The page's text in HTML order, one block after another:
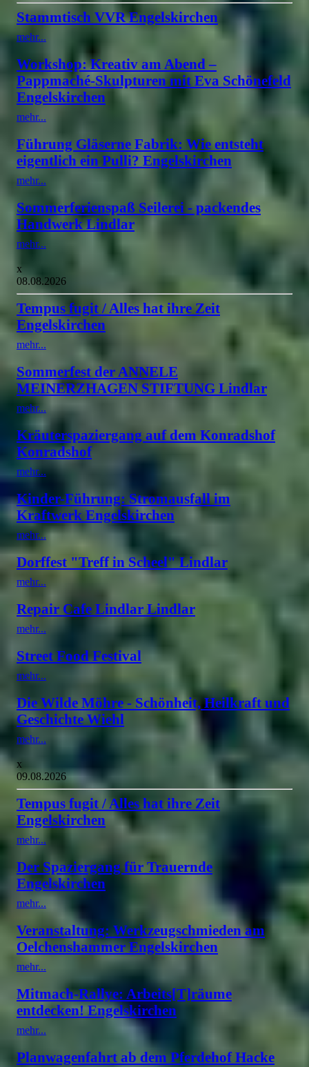
Stammtisch VVR Engelskirchen
mehr...
Workshop: Kreativ am Abend –
Pappmaché-Skulpturen mit Eva Schönefeld
Engelskirchen
mehr...
Führung Gläserne Fabrik: Wie entsteht
eigentlich ein Pulli? Engelskirchen
mehr...
Sommerferienspaß Seilerei - packendes
Handwerk Lindlar
mehr...
x
08.08.2026
Tempus fugit / Alles hat ihre Zeit
Engelskirchen
mehr...
Sommerfest der ANNELE
MEINERZHAGEN STIFTUNG Lindlar
mehr...
Kräuterspaziergang auf dem Konradshof
Konradshof
mehr...
Kinder-Führung: Stromausfall im
Kraftwerk Engelskirchen
mehr...
Dorffest "Treff in Scheel" Lindlar
mehr...
Repair Cafe Lindlar Lindlar
mehr...
Street Food Festival
mehr...
Die Wilde Möhre - Schönheit, Heilkraft und
Geschichte Wiehl
mehr...
x
09.08.2026
Tempus fugit / Alles hat ihre Zeit
Engelskirchen
mehr...
Der Spaziergang für Trauernde
Engelskirchen
mehr...
Veranstaltung: Werkzeugschmieden am
Oelchenshammer Engelskirchen
mehr...
Mitmach-Rallye: Arbeits[T]räume
entdecken! Engelskirchen
mehr...
Planwagenfahrt ab dem Pferdehof Hacke